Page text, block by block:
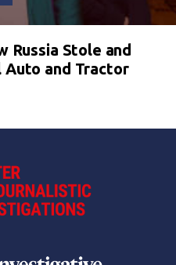
Russia Stole and
and Tractor